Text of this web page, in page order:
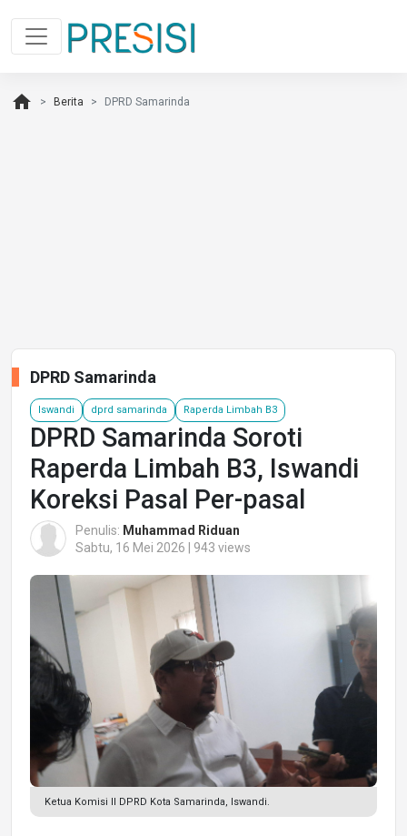
home Berita DPRD Samarinda
DPRD Samarinda
Iswandi dprd samarinda Raperda Limbah B3
DPRD Samarinda Soroti
Raperda Limbah B3, Iswandi
Koreksi Pasal Per-pasal
Penulis: Muhammad Riduan
Sabtu, 16 Mei 2026 | 943 views
Ketua Komisi II DPRD Kota Samarinda, Iswandi.